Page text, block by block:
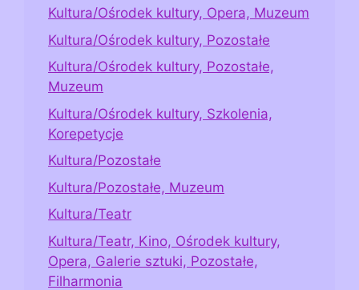
Kultura/Ośrodek kultury, Opera, Muzeum
Kultura/Ośrodek kultury, Pozostałe
Kultura/Ośrodek kultury, Pozostałe,
Muzeum
Kultura/Ośrodek kultury, Szkolenia,
Korepetycje
Kultura/Pozostałe
Kultura/Pozostałe, Muzeum
Kultura/Teatr
Kultura/Teatr, Kino, Ośrodek kultury,
Opera, Galerie sztuki, Pozostałe,
Filharmonia